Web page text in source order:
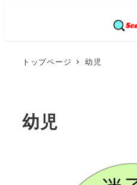
トップページ 幼児
幼児